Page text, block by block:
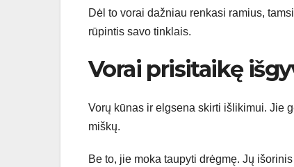
Dėl to vorai dažniau renkasi ramius,
rūpintis savo tinklais.
Vorai prisitaikę
Vorų kūnas ir elgsena skirti išlikimui. Jie
miškų.
Be to, jie moka taupyti drėgmę. Jų